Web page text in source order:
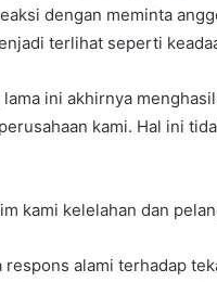
dengan meminta
terlihat seperti
ini akhirnya
kami. Hal ini
kami kelelahan dan
respons alami terhadap